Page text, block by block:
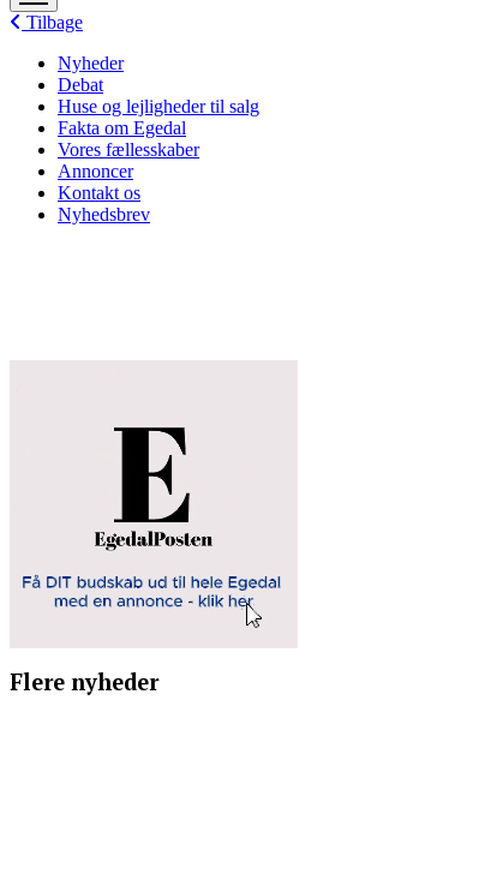
menu
Tilbage
Nyheder
Debat
Huse og lejligheder til salg
Fakta om Egedal
Vores fællesskaber
Annoncer
Kontakt os
Nyhedsbrev
Flere nyheder